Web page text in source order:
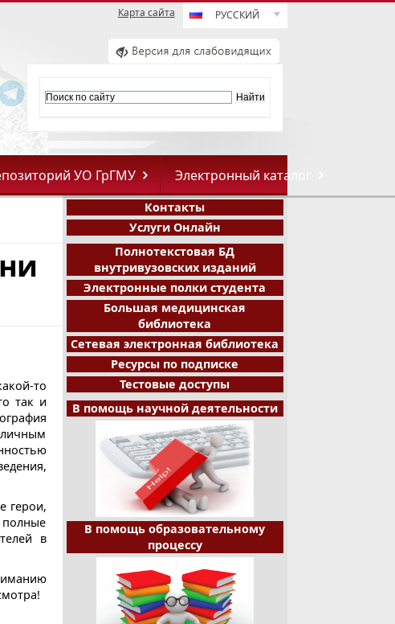
Карта сайта РУССКИЙ
УО ГрГМУ Электронный каталог
то
так и
герои,
в
Контакты
Услуги Онлайн
Полнотекстовая БД
внутривузовских изданий
Электронные полки студента
Большая медицинская
библиотека
Сетевая электронная библиотека
Ресурсы по подписке
Тестовые доступы
В помощь научной деятельности
В помощь образовательному
процессу